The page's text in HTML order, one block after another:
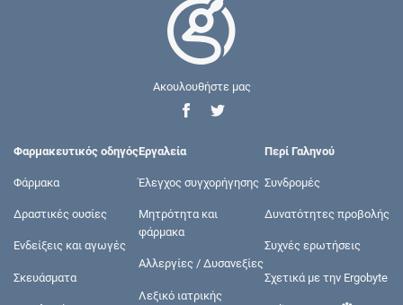
Ακουλουθήστε μας
Φαρμακευτικός οδηγός
Φάρμακα
Δραστικές ουσίες
Ενδείξεις και αγωγές
Σκευάσματα
Εργαλεία
Έλεγχος συγχορήγησης
Μητρότητα και
φάρμακα
Αλλεργίες / Δυσανεξίες
Λεξικό ιατρικής
Περί Γαληνού
Συνδρομές
Δυνατότητες προβολής
Συχνές ερωτήσεις
Σχετικά με την Ergobyte